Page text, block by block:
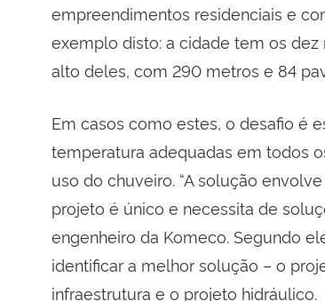
empreendimentos residenciais e
exemplo disto: a cidade tem os
alto deles, com 290 metros e 84
Em casos como estes, o desafio é
temperatura adequadas em todos
uso do chuveiro. “A solução
projeto é único e necessita de
engenheiro da Komeco. Segundo
identificar a melhor solução – o
infraestrutura e o projeto hidráulico.